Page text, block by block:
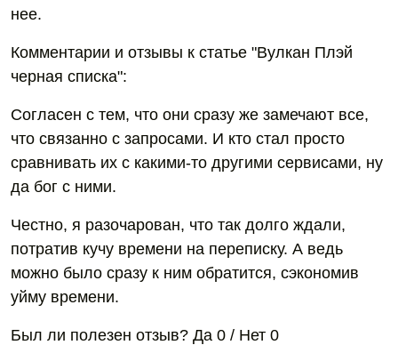
нее.
Комментарии и отзывы к статье "Вулкан Плэй
черная списка":
Согласен с тем, что они сразу же замечают все,
что связанно с запросами. И кто стал просто
сравнивать их с какими-то другими сервисами, ну
да бог с ними.
Честно, я разочарован, что так долго ждали,
потратив кучу времени на переписку. А ведь
можно было сразу к ним обратится, сэкономив
уйму времени.
Был ли полезен отзыв? Да 0 / Нет 0